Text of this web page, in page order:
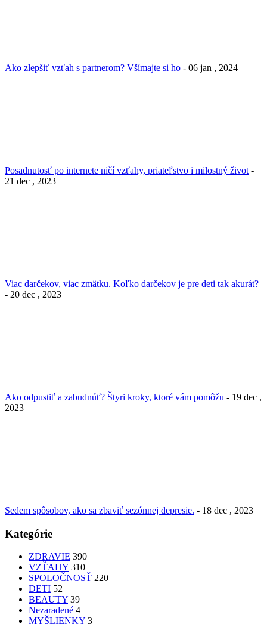
Ako zlepšiť vzťah s partnerom? Všímajte si ho - 06 jan , 2024
Posadnutosť po internete ničí vzťahy, priateľstvo i milostný život -
21 dec , 2023
Viac darčekov, viac zmätku. Koľko darčekov je pre deti tak akurát?
- 20 dec , 2023
Ako odpustiť a zabudnúť? Štyri kroky, ktoré vám pomôžu - 19 dec ,
2023
Sedem spôsobov, ako sa zbaviť sezónnej depresie. - 18 dec , 2023
Kategórie
ZDRAVIE 390
VZŤAHY 310
SPOLOČNOSŤ 220
DETI 52
BEAUTY 39
Nezaradené 4
MYŠLIENKY 3